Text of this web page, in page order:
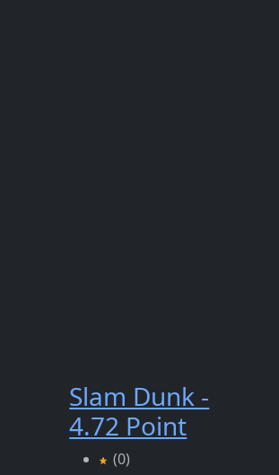
Slam Dunk -
4.72 Point
(0)